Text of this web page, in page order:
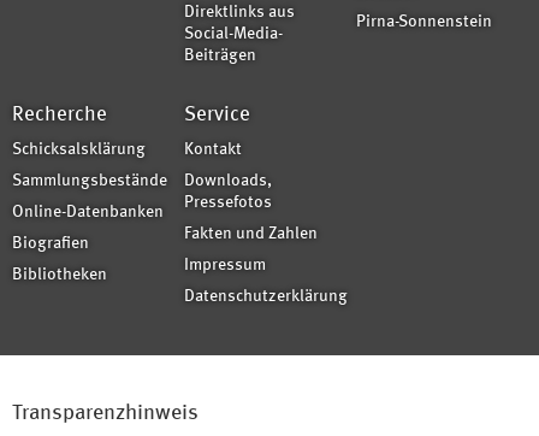
Direktlinks aus
Social-Media-
Beiträgen
Pirna-Sonnenstein
Recherche
Schicksalsklärung
Sammlungsbestände
Online-Datenbanken
Biografien
Bibliotheken
Service
Kontakt
Downloads,
Pressefotos
Fakten und Zahlen
Impressum
Datenschutzerklärung
Transparenzhinweis